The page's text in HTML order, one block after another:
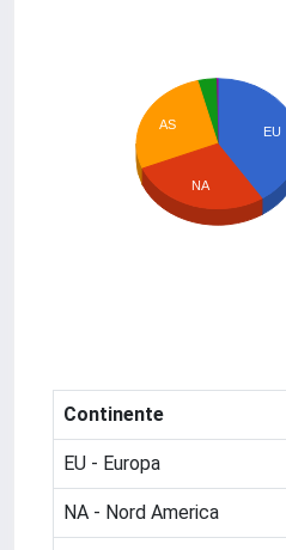
EU
AS
NA
Continente
EU - Europa
NA - Nord America